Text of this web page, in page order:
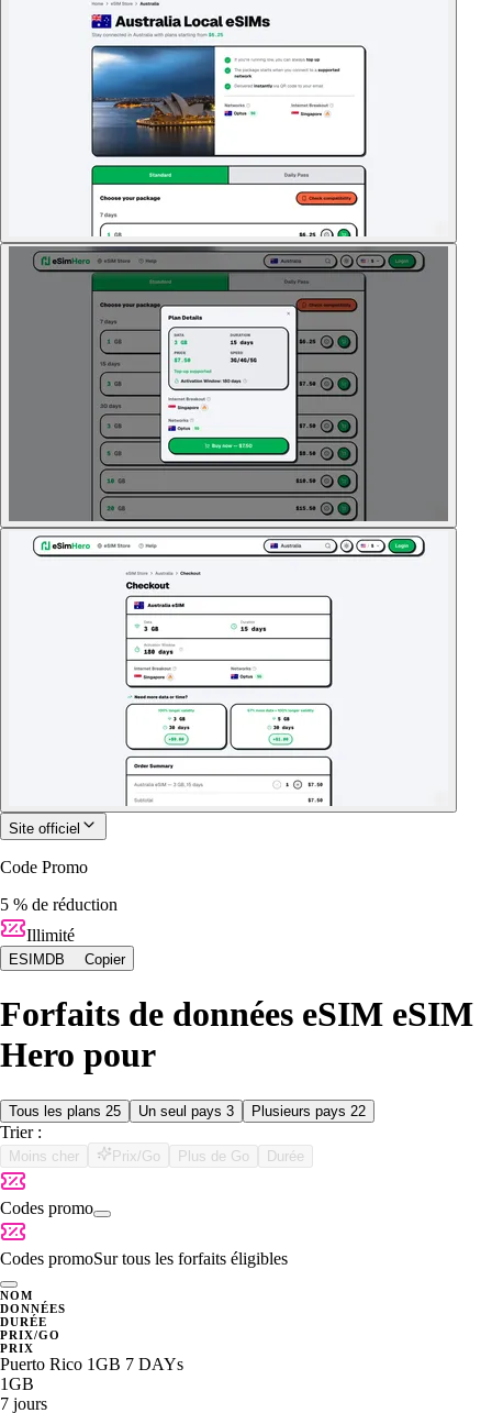
Site officiel
Code Promo
5 % de réduction
Illimité
ESIMDB Copier
Forfaits de données eSIM eSIM
Hero pour
Tous les plans 25 Un seul pays 3 Plusieurs pays 22
Trier :
Moins cher Prix/Go Plus de Go Durée
Codes promo
Codes promoSur tous les forfaits éligibles
NOM
DONNÉES
DURÉE
PRIX/GO
PRIX
Puerto Rico 1GB 7 DAYs
1GB
7 jours